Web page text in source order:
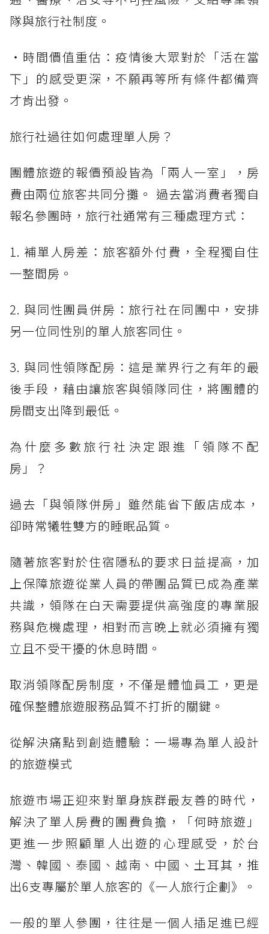
隊與旅行社制度。
・時間價值重估：疫情後大眾對於「活在當
下」的感受更深，不願再等所有條件都備齊
才肯出發。
旅行社過往如何處理單人房？
團體旅遊的報價預設皆為「兩人一室」，房
費由兩位旅客共同分攤。 過去當消費者獨自
報名參團時，旅行社通常有三種處理方式：
1. 補單人房差：旅客額外付費，全程獨自住
一整間房。
2. 與同性團員併房：旅行社在同團中，安排
另一位同性別的單人旅客同住。
3. 與同性領隊配房：這是業界行之有年的最
後手段，藉由讓旅客與領隊同住，將團體的
房間支出降到最低。
為什麼多數旅行社決定跟進「領隊不配
房」？
過去「與領隊併房」雖然能省下飯店成本，
卻時常犧牲雙方的睡眠品質。
隨著旅客對於住宿隱私的要求日益提高，加
上保障旅遊從業人員的帶團品質已成為產業
共識，領隊在白天需要提供高強度的專業服
務與危機處理，相對而言晚上就必須擁有獨
立且不受干擾的休息時間。
取消領隊配房制度，不僅是體恤員工，更是
確保整體旅遊服務品質不打折的關鍵。
從解決痛點到創造體驗：一場專為單人設計
的旅遊模式
旅遊市場正迎來對單身族群最友善的時代，
解決了單人房費的團費負擔，「何時旅遊」
更進一步照顧單人出遊的心理感受，於台
灣、韓國、泰國、越南、中國、土耳其，推
出6支專屬於單人旅客的《一人旅行企劃》。
一般的單人參團，往往是一個人插足進已經